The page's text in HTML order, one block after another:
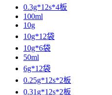
0.3g*12s*4板
100ml
10g
10g*12袋
10g*6袋
50ml
6g*12袋
0.25g*12s*2板
0.31g*12s*2板